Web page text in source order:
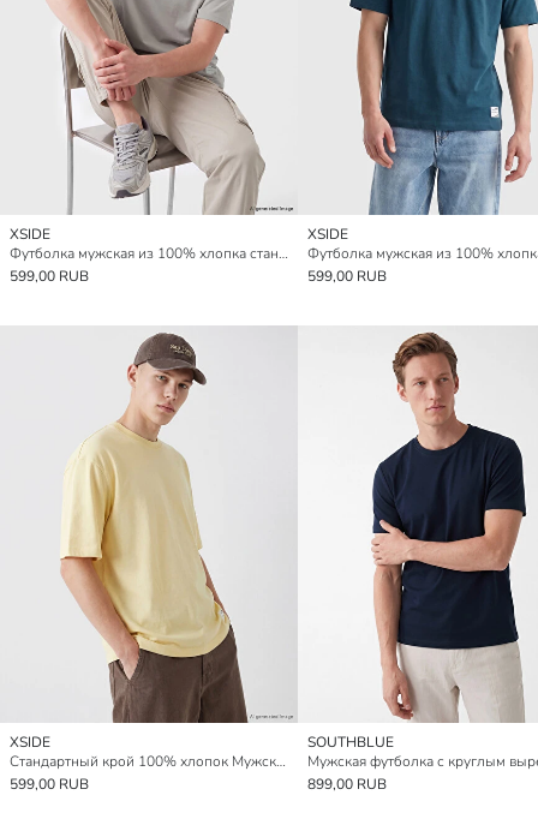
XSIDE
Футболка мужская из 100% хлопка стандартного кроя
599,00 RUB
XSIDE
599,00 RUB
XSIDE
Стандартный крой 100% хлопок Мужская футболка
599,00 RUB
SOUTHBLUE
Мужская футболка с круглым
899,00 RUB